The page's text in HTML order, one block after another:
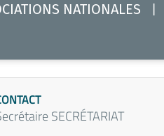
NATIONALES
SECRÉTARIAT